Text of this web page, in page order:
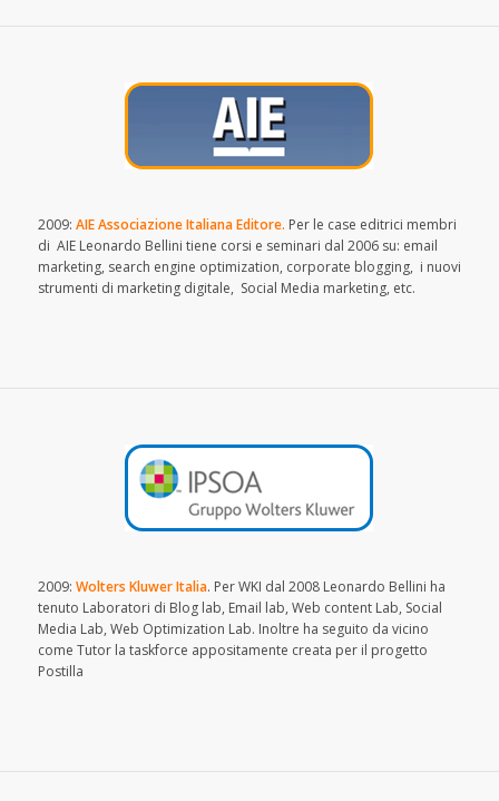
2009: AIE Associazione Italiana Editore. Per le case editrici membri
di AIE Leonardo Bellini tiene corsi e seminari dal 2006 su: email
marketing, search engine optimization, corporate blogging, i nuovi
strumenti di marketing digitale, Social Media marketing, etc.
2009: Wolters Kluwer Italia. Per WKI dal 2008 Leonardo Bellini ha
tenuto Laboratori di Blog lab, Email lab, Web content Lab, Social
Media Lab, Web Optimization Lab. Inoltre ha seguito da vicino
come Tutor la taskforce appositamente creata per il progetto
Postilla